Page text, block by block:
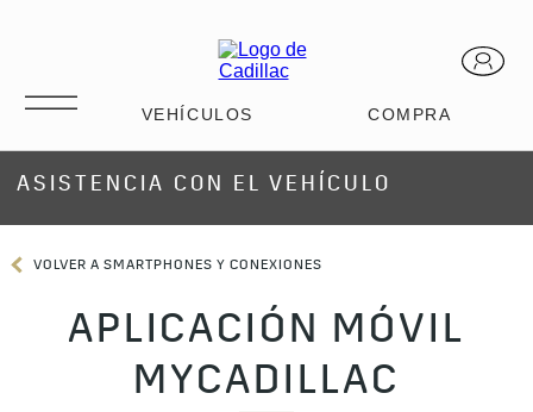
ASISTENCIA CON EL VEHÍCULO
VOLVER A SMARTPHONES Y CONEXIONES
APLICACIÓN MÓVIL
MYCADILLAC